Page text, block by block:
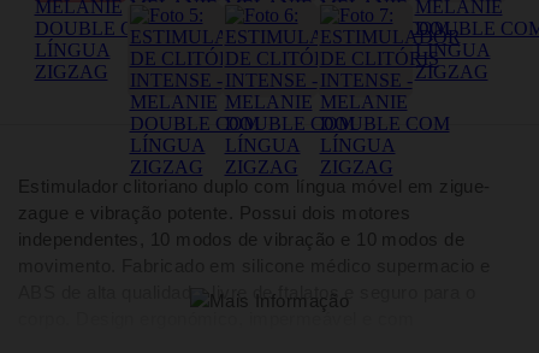
Estimulador clitoriano duplo com língua móvel em zigue-
zague e vibração potente. Possui dois motores
independentes, 10 modos de vibração e 10 modos de
ABS de alta qualidade, livre de ftalatos e seguro para o